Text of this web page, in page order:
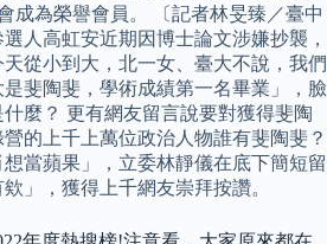
成為榮譽會員。 〔記者林旻臻／臺中
人高虹安近期因博士論文涉嫌抄襲，
從小到大，北一女、臺大不說，我們
斐陶斐，學術成績第一名畢業」，臉
麼？ 更有網友留言說要對獲得斐陶
的上千上萬位政治人物誰有斐陶斐？
想當蘋果」，立委林靜儀在底下簡短留
」，獲得上千網友崇拜按讚。